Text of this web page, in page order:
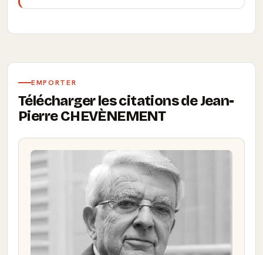
EMPORTER
Télécharger les citations de Jean-
Pierre CHEVÈNEMENT